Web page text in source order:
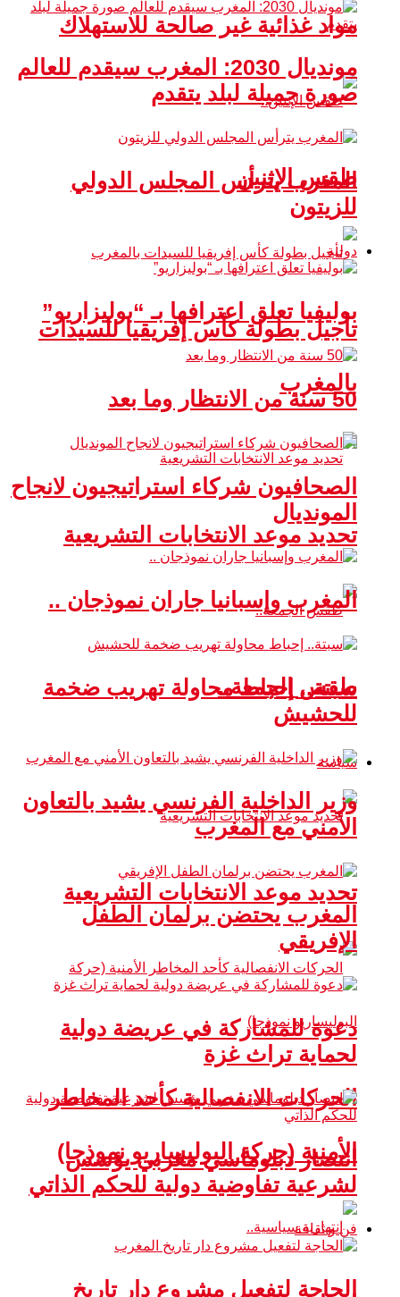
مواد غذائية غير صالحة للاستهلاك
طقس الإثنين
تأجيل بطولة كأس إفريقيا للسيدات
بالمغرب
تحديد موعد الانتخابات التشريعية
طقس الجمعة..
سياسة
تحديد موعد الانتخابات التشريعية
الحركات الانفصالية كأحد المخاطر
الأمنية (حركة البوليساريو نموذجا)
مونديال 2030: المغرب سيقدم للعالم
صورة جميلة لبلد يتقدم
المغرب يترأس المجلس الدولي
للزيتون
دولية
بوليفيا تعلق اعترافها بـ “بوليزاريو”
50 سنة من الانتظار وما بعد
الصحافيون شركاء استراتيجيون لانجاح
المونديال
المغرب وإسبانيا جاران نموذجان ..
سبتة.. إحباط محاولة تهريب ضخمة
للحشيش
وزير الداخلية الفرنسي يشيد بالتعاون
الأمني مع المغرب
المغرب يحتضن برلمان الطفل
الإفريقي
دعوة للمشاركة في عريضة دولية
لحماية تراث غزة
انتصار دبلوماسي مغربي يؤسس
لشرعية تفاوضية دولية للحكم الذاتي
فن و ثقافة
الحاجة لتفعيل مشروع دار تاريخ